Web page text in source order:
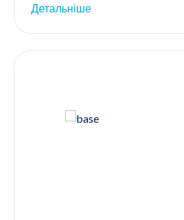
Детальніше